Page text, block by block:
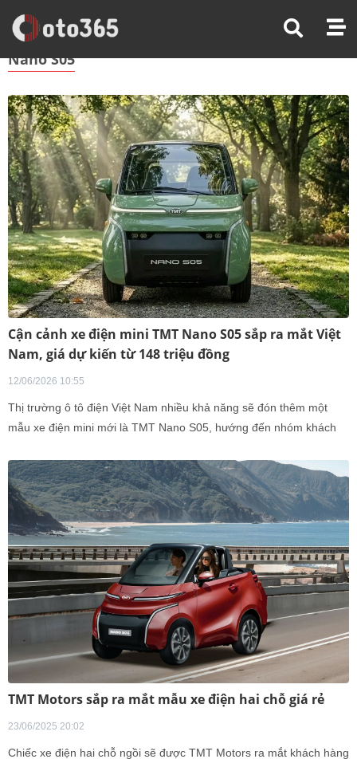
Trang Chủ Nano S05
Nano S05
Cận cảnh xe điện mini TMT Nano S05 sắp ra mắt Việt
Nam, giá dự kiến từ 148 triệu đồng
12/06/2026 10:55
Thị trường ô tô điện Việt Nam nhiều khả năng sẽ đón thêm một
mẫu xe điện mini mới là TMT Nano S05, hướng đến nhóm khách
TMT Motors sắp ra mắt mẫu xe điện hai chỗ giá rẻ
23/06/2025 20:02
Chiếc xe điện hai chỗ ngồi sẽ được TMT Motors ra mắt khách hàng